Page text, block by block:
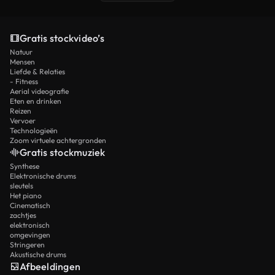
Gratis stockvideo’s
Natuur
Mensen
Liefde & Relaties
- Fitness
Aerial videografie
Eten en drinken
Reizen
Vervoer
Technologieën
Zoom virtuele achtergronden
Gratis stockmuziek
Synthese
Elektronische drums
sleutels
Het piano
Cinematisch
zachtjes
elektronisch
omgevingen
Stringeren
Akustische drums
Afbeeldingen